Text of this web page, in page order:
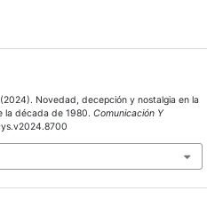
Novedad, decepción y nostalgia en la
la década de 1980. Comunicación Y